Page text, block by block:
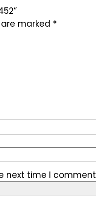
marked *
next time I